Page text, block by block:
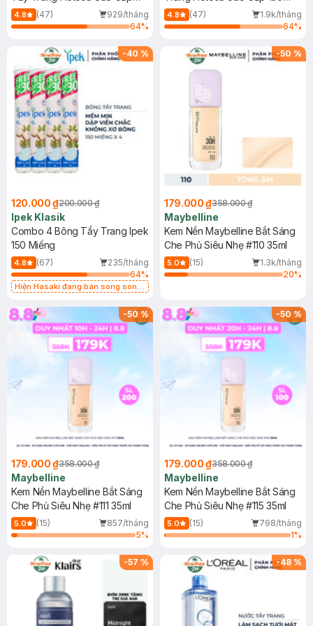
150 Miếng
4.8 (47)
929/tháng
64%
Miếng
4.8 (47)
1.9k/tháng
64%
-40 %
120.000 ₫200.000 ₫
Ipek Klasik
Combo 4 Bông Tẩy Trang Ipek
150 Miếng
4.8 (67)
235/tháng
64%
Hiện Hasaki đang bán song song
-50 %
179.000 ₫358.000 ₫
Maybelline
Kem Nền Maybelline Bắt Sáng
Che Phủ Siêu Nhẹ #110 35ml
5.0 (15)
1.3k/tháng
20%
-50%
179.000 ₫358.000 ₫
Maybelline
Kem Nền Maybelline Bắt Sáng
Che Phủ Siêu Nhẹ #111 35ml
5.0 (15)
857/tháng
5%
-50%
179.000 ₫358.000 ₫
Maybelline
Kem Nền Maybelline Bắt Sáng
Che Phủ Siêu Nhẹ #115 35ml
5.0 (15)
798/tháng
1%
-57 % -48 %